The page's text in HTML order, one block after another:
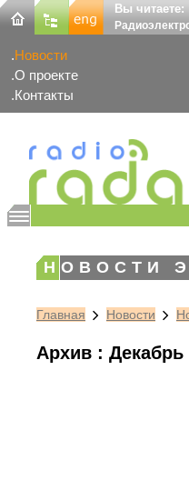
Вы читаете:
Новости
О проекте
Контакты
НОВОСТИ
Главная Новости
Архив : Декабрь